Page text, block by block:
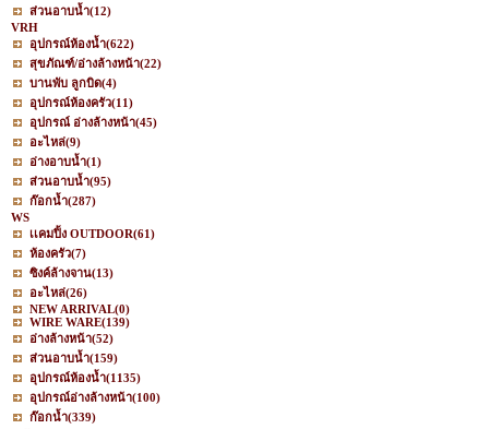
ส่วนอาบน้ำ(12)
VRH
อุปกรณ์ห้องน้ำ(622)
สุขภัณฑ์/อ่างล้างหน้า(22)
บานพับ ลูกบิด(4)
อุปกรณ์ห้องครัว(11)
อุปกรณ์ อ่างล้างหน้า(45)
อะไหล่(9)
อ่างอาบน้ำ(1)
ส่วนอาบน้ำ(95)
ก๊อกน้ำ(287)
WS
เเคมปิ้ง OUTDOOR(61)
ห้องครัว(7)
ซิงค์ล้างจาน(13)
อะไหล่(26)
NEW ARRIVAL(0)
WIRE WARE(139)
อ่างล้างหน้า(52)
ส่วนอาบน้ำ(159)
อุปกรณ์ห้องน้ำ(1135)
อุปกรณ์อ่างล้างหน้า(100)
ก๊อกน้ำ(339)